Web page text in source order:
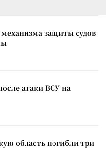
защиты судов
атаки ВСУ на
область погибли три